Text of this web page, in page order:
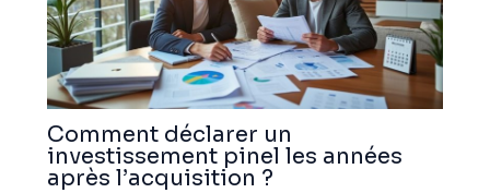
Comment déclarer un
investissement pinel les années
après l’acquisition ?